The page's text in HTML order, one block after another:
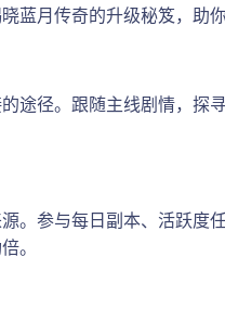
蓝月传奇的升级秘笈，助
途径。跟随主线剧情，探
。参与每日副本、活跃度
。